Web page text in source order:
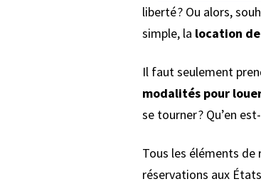
liberté ? Ou alors,
simple, la location
Il faut seulement
modalités pour
se tourner ? Qu’en
Tous les éléments de
réservations aux